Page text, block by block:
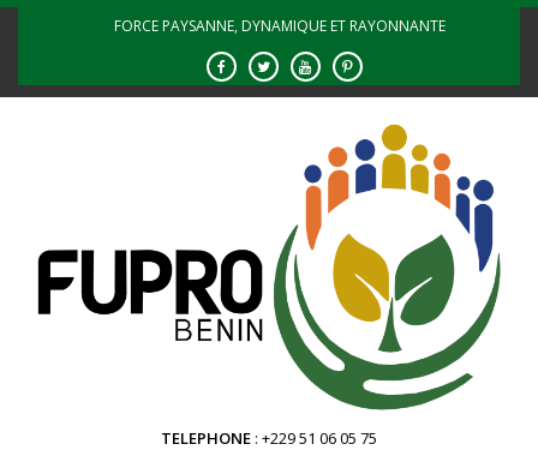
Skip
FORCE PAYSANNE, DYNAMIQUE ET RAYONNANTE
TELEPHONE +229 51 06 05 75